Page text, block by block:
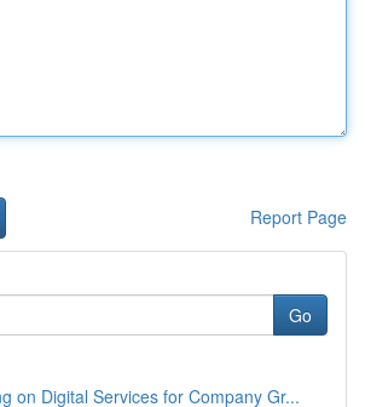
Report Page
Go
on Digital Services for Company Gr...